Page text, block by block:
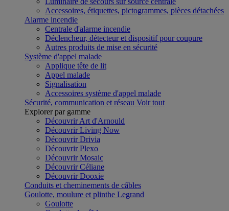
Accessoires, étiquettes, pictogrammes, pièces détachées
Alarme incendie
Centrale d'alarme incendie
Déclencheur, détecteur et dispositif pour coupure
Autres produits de mise en sécurité
Système d'appel malade
Applique tête de lit
Appel malade
Signalisation
Accessoires système d'appel malade
Sécurité, communication et réseau Voir tout
Explorer par gamme
Découvrir Art d'Arnould
Découvrir Living Now
Découvrir Drivia
Découvrir Plexo
Découvrir Mosaic
Découvrir Céliane
Découvrir Dooxie
Conduits et cheminements de câbles
Goulotte, moulure et plinthe Legrand
Goulotte